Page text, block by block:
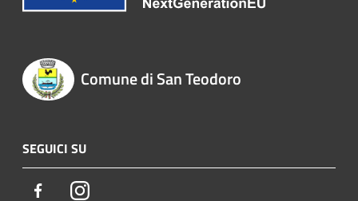
Comune di San Teodoro
SEGUICI SU
FacebookInstagram